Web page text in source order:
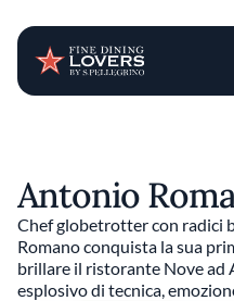
Antonio
Chef globetrotter con radici
Romano conquista la sua
brillare il ristorante Nove ad
esplosivo di tecnica,